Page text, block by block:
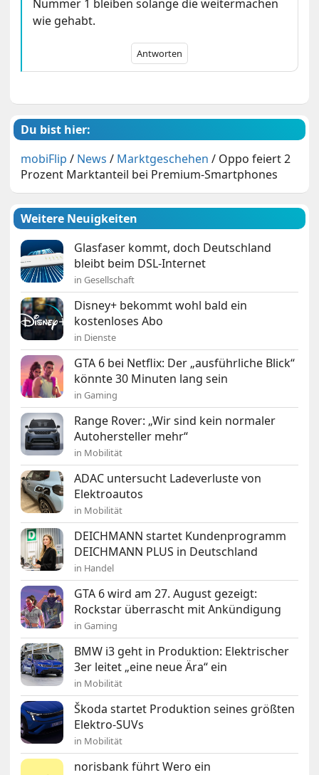
Nummer 1 bleiben solange die weitermachen
wie gehabt.
Antworten
Du bist hier:
mobiFlip / News / Marktgeschehen / Oppo feiert 2
Prozent Marktanteil bei Premium-Smartphones
Weitere Neuigkeiten
Glasfaser kommt, doch Deutschland
bleibt beim DSL-Internet
in Gesellschaft
Disney+ bekommt wohl bald ein
kostenloses Abo
in Dienste
GTA 6 bei Netflix: Der „ausführliche Blick“
könnte 30 Minuten lang sein
in Gaming
Range Rover: „Wir sind kein normaler
Autohersteller mehr“
in Mobilität
ADAC untersucht Ladeverluste von
Elektroautos
in Mobilität
DEICHMANN startet Kundenprogramm
DEICHMANN PLUS in Deutschland
in Handel
GTA 6 wird am 27. August gezeigt:
Rockstar überrascht mit Ankündigung
in Gaming
BMW i3 geht in Produktion: Elektrischer
3er leitet „eine neue Ära“ ein
in Mobilität
Škoda startet Produktion seines größten
Elektro-SUVs
in Mobilität
norisbank führt Wero ein